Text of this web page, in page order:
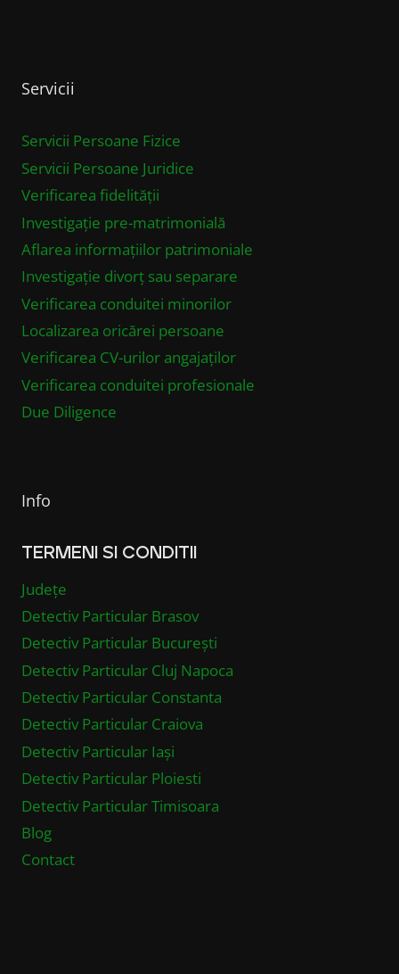
Servicii
Servicii Persoane Fizice
Servicii Persoane Juridice
Verificarea fidelității
Investigație pre-matrimonială
Aflarea informațiilor patrimoniale
Investigație divorț sau separare
Verificarea conduitei minorilor
Localizarea oricărei persoane
Verificarea CV-urilor angajaților
Verificarea conduitei profesionale
Due Diligence
Info
TERMENI SI CONDITII
Județe
Detectiv Particular Brasov
Detectiv Particular București
Detectiv Particular Cluj Napoca
Detectiv Particular Constanta
Detectiv Particular Craiova
Detectiv Particular Iași
Detectiv Particular Ploiesti
Detectiv Particular Timisoara
Blog
Contact